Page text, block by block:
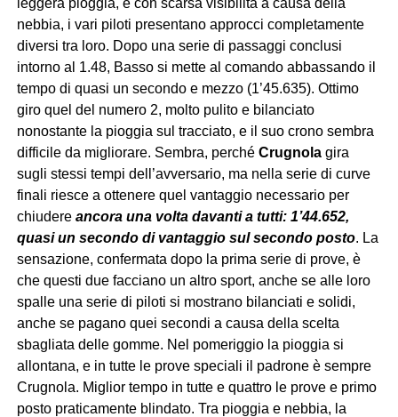
nebbia, i vari piloti presentano approcci completamente
diversi tra loro. Dopo una serie di passaggi conclusi
intorno al 1.48, Basso si mette al comando abbassando il
tempo di quasi un secondo e mezzo (1’45.635). Ottimo
giro quel del numero 2, molto pulito e bilanciato
nonostante la pioggia sul tracciato, e il suo crono sembra
difficile da migliorare. Sembra, perché Crugnolagira
sugli stessi tempi dell’avversario, ma nella serie di curve
finali riesce a ottenere quel vantaggio necessario per
chiudere ancora una volta davanti a tutti: 1’44.652,
quasi un secondo di vantaggio sul secondo posto. La
sensazione, confermata dopo la prima serie di prove, è
che questi due facciano un altro sport, anche se alle loro
spalle una serie di piloti si mostrano bilanciati e solidi,
anche se pagano quei secondi a causa della scelta
sbagliata delle gomme. Nel pomeriggio la pioggia si
allontana, e in tutte le prove speciali il padrone è sempre
Crugnola. Miglior tempo in tutte e quattro le prove e primo
posto praticamente blindato. Tra pioggia e nebbia, la